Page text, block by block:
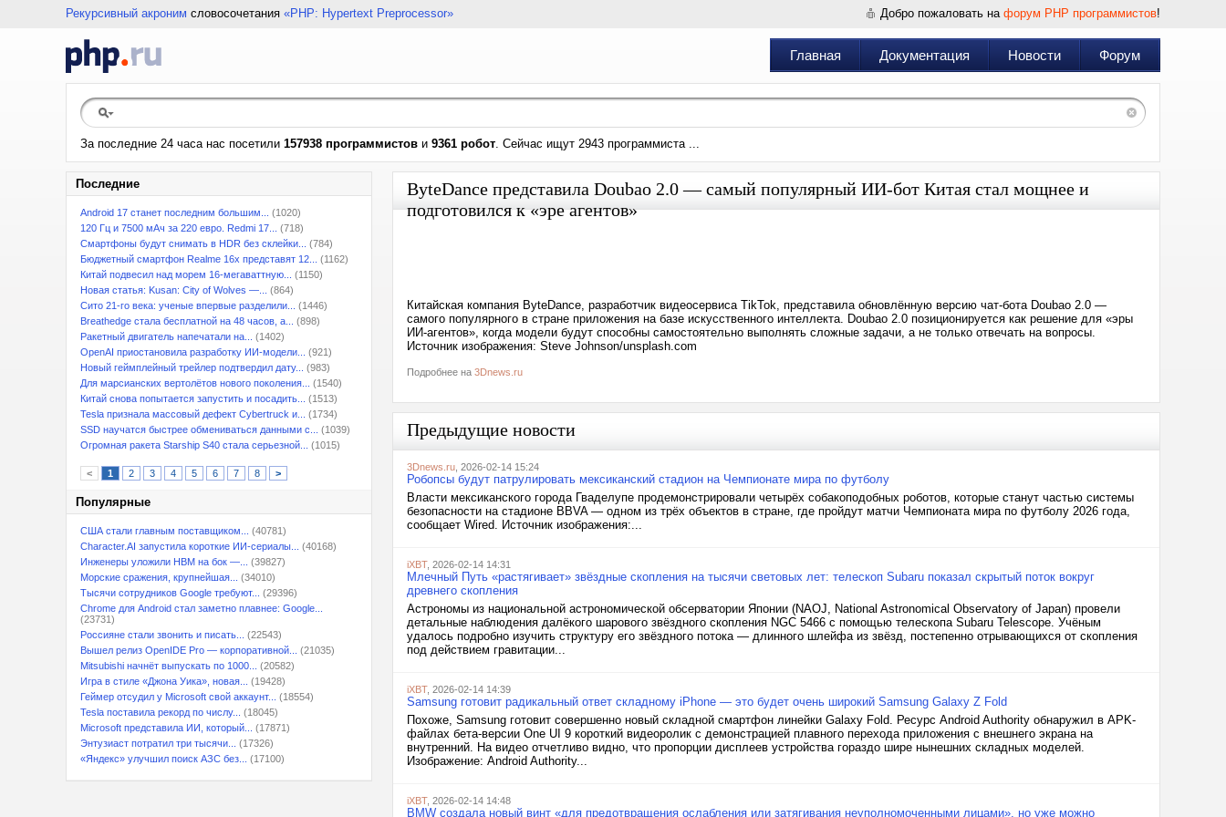
Рекурсивный акроним словосочетания «PHP: Hypertext Preprocessor» Добро пожаловать на форум PHP программистов!
Главная Документация Новости Форум
За последние 24 часа нас посетили 157938 программистов и 9361 робот. Сейчас ищут 2943 программиста ...
Последние
Android 17 станет последним большим...
(1020)
120 Гц и 7500 мАч за 220 евро. Redmi 17...
(718)
Смартфоны будут снимать в HDR без склейки...
(784)
Бюджетный смартфон Realme 16x представят 12...
(1162)
Китай подвесил над морем 16-мегаваттную...
(1150)
Новая статья: Kusan: City of Wolves —...
(864)
Сито 21-го века: ученые впервые разделили...
(1446)
Breathedge стала бесплатной на 48 часов, а...
(898)
Ракетный двигатель напечатали на...
(1402)
OpenAI приостановила разработку ИИ-модели...
(921)
Новый геймплейный трейлер подтвердил дату...
(983)
Для марсианских вертолётов нового поколения...
(1540)
Китай снова попытается запустить и посадить...
(1513)
Tesla признала массовый дефект Cybertruck и...
(1734)
SSD научатся быстрее обмениваться данными с...
(1039)
Огромная ракета Starship S40 стала серьезной...
(1015)
< 1 2 3 4 5 6 7 8 >
Популярные
США стали главным поставщиком...
(40781)
Character.AI запустила короткие ИИ-сериалы...
(40168)
Инженеры уложили HBM на бок —...
(39827)
Морские сражения, крупнейшая...
(34010)
Тысячи сотрудников Google требуют...
(29396)
Chrome для Android стал заметно плавнее: Google...
(23731)
Россияне стали звонить и писать...
(22543)
Вышел релиз OpenIDE Pro — корпоративной...
(21035)
Mitsubishi начнёт выпускать по 1000...
(20582)
Игра в стиле «Джона Уика», новая...
(19428)
Геймер отсудил у Microsoft свой аккаунт...
(18554)
Tesla поставила рекорд по числу...
(18045)
Microsoft представила ИИ, который...
(17871)
Энтузиаст потратил три тысячи...
(17326)
«Яндекс» улучшил поиск АЗС без...
(17100)
ByteDance представила Doubao 2.0 — самый популярный ИИ-бот Китая стал мощнее и
подготовился к «эре агентов»
Китайская компания ByteDance, разработчик видеосервиса TikTok, представила обновлённую версию чат-бота Doubao 2.0 —
самого популярного в стране приложения на базе искусственного интеллекта. Doubao 2.0 позиционируется как решение для «эры
ИИ-агентов», когда модели будут способны самостоятельно выполнять сложные задачи, а не только отвечать на вопросы.
Источник изображения: Steve Johnson/unsplash.com
Подробнее на 3Dnews.ru
Предыдущие новости
3Dnews.ru , 2026-02-14 15:24
Робопсы будут патрулировать мексиканский стадион на Чемпионате мира по футболу
Власти мексиканского города Гваделупе продемонстрировали четырёх собакоподобных роботов, которые станут частью системы
безопасности на стадионе BBVA — одном из трёх объектов в стране, где пройдут матчи Чемпионата мира по футболу 2026 года,
сообщает Wired. Источник изображения:...
iXBT, 2026-02-14 14:31
Млечный Путь «растягивает» звёздные скопления на тысячи световых лет: телескоп Subaru показал скрытый поток вокруг
древнего скопления
Астрономы из национальной астрономической обсерватории Японии (NAOJ, National Astronomical Observatory of Japan) провели
детальные наблюдения далёкого шарового звёздного скопления NGC 5466 с помощью телескопа Subaru Telescope. Учёным
удалось подробно изучить структуру его звёздного потока — длинного шлейфа из звёзд, постепенно отрывающихся от скопления
под действием гравитации...
iXBT, 2026-02-14 14:39
Samsung готовит радикальный ответ складному iPhone — это будет очень широкий Samsung Galaxy Z Fold
Похоже, Samsung готовит совершенно новый складной смартфон линейки Galaxy Fold. Ресурс Android Authority обнаружил в APK-
файлах бета-версии One UI 9 короткий видеоролик с демонстрацией плавного перехода приложения с внешнего экрана на
внутренний. На видео отчетливо видно, что пропорции дисплеев устройства гораздо шире нынешних складных моделей.
Изображение: Android Authority...
iXBT, 2026-02-14 14:48
BMW создала новый винт «для предотвращения ослабления или затягивания неуполномоченными лицами», но уже можно